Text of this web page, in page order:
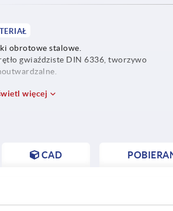
obrotowe stalowe.
gwiaździste DIN 6336, tworzywo
więcej
CAD